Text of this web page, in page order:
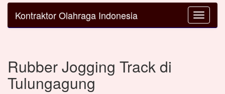
Toggle
Kontraktor Olahraga Indonesia
Rubber Jogging Track di
Tulungagung